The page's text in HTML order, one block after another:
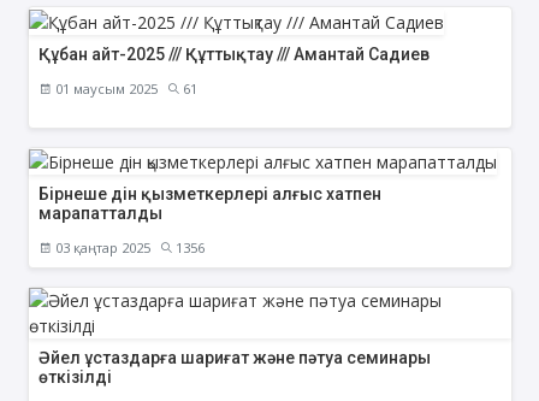
Құбан айт-2025 /// Құттықтау /// Амантай Садиев
01 маусым 2025 61
Бірнеше дін қызметкерлері алғыс хатпен
марапатталды
03 қаңтар 2025 1356
Әйел ұстаздарға шариғат және пәтуа семинары
өткізілді